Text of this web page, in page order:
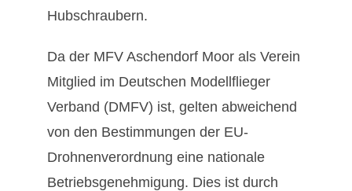
Hubschraubern.
Da der MFV Aschendorf Moor als Verein
Mitglied im Deutschen Modellflieger
Verband (DMFV) ist, gelten abweichend
von den Bestimmungen der EU-
Drohnenverordnung eine nationale
Betriebsgenehmigung. Dies ist durch